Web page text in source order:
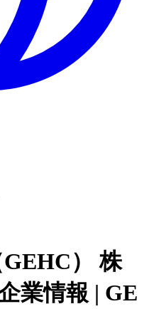
）
株
業情報 | GE